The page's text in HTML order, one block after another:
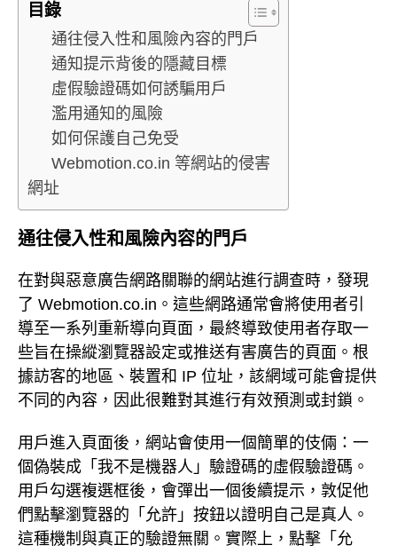
目錄
通往侵入性和風險內容的門戶
通知提示背後的隱藏目標
虛假驗證碼如何誘騙用戶
濫用通知的風險
如何保護自己免受
Webmotion.co.in 等網站的侵害
網址
通往侵入性和風險內容的門戶
在對與惡意廣告網路關聯的網站進行調查時，發現
了 Webmotion.co.in。這些網路通常會將使用者引
導至一系列重新導向頁面，最終導致使用者存取一
些旨在操縱瀏覽器設定或推送有害廣告的頁面。根
據訪客的地區、裝置和 IP 位址，該網域可能會提供
不同的內容，因此很難對其進行有效預測或封鎖。
用戶進入頁面後，網站會使用一個簡單的伎倆：一
個偽裝成「我不是機器人」驗證碼的虛假驗證碼。
用戶勾選複選框後，會彈出一個後續提示，敦促他
們點擊瀏覽器的「允許」按鈕以證明自己是真人。
這種機制與真正的驗證無關。實際上，點擊「允